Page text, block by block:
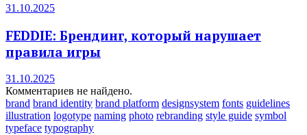
31.10.2025
FEDDIE: Брендинг, который нарушает
правила игры
31.10.2025
Комментариев не найдено.
brand brand identity brand platform designsystem fonts guidelines
illustration logotype naming photo rebranding style guide symbol
typeface typography